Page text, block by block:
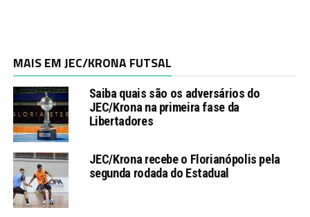
MAIS EM JEC/KRONA FUTSAL
Saiba quais são os adversários do
JEC/Krona na primeira fase da
Libertadores
JEC/Krona recebe o Florianópolis pela
segunda rodada do Estadual